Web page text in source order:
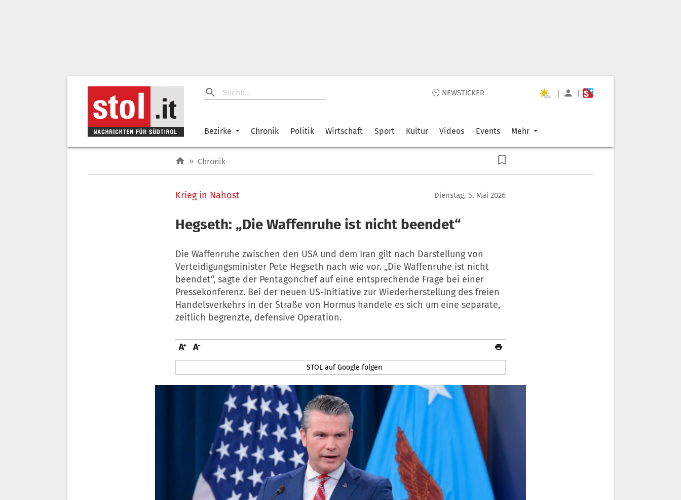
🕙 NEWSTICKER | |
Bezirke Chronik Politik Wirtschaft Sport Kultur Videos Events Mehr
» Chronik
Krieg in Nahost Dienstag, 5. Mai 2026
Hegseth: „Die Waffenruhe ist nicht beendet“
Die Waffenruhe zwischen den USA und dem Iran gilt nach Darstellung von
Verteidigungsminister Pete Hegseth nach wie vor. „Die Waffenruhe ist nicht
beendet“, sagte der Pentagonchef auf eine entsprechende Frage bei einer
Pressekonferenz. Bei der neuen US-Initiative zur Wiederherstellung des freien
Handelsverkehrs in der Straße von Hormus handele es sich um eine separate,
zeitlich begrenzte, defensive Operation.
STOL auf Google folgen